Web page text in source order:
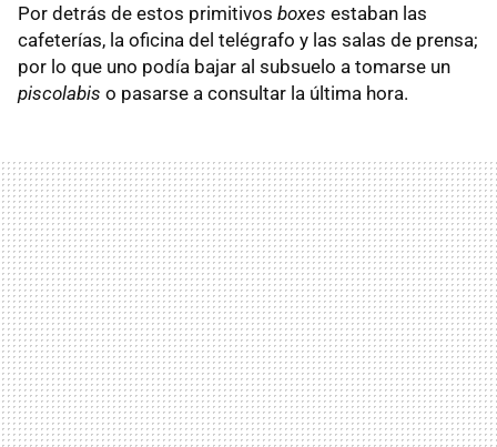
Por detrás de estos primitivos boxes estaban las
cafeterías, la oficina del telégrafo y las salas de prensa;
por lo que uno podía bajar al subsuelo a tomarse un
piscolabis o pasarse a consultar la última hora.